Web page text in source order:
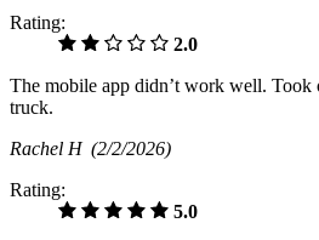
Rating:
2.0
The mobile app didn’t work well. Took
truck.
Rachel H (2/2/2026)
Rating:
5.0